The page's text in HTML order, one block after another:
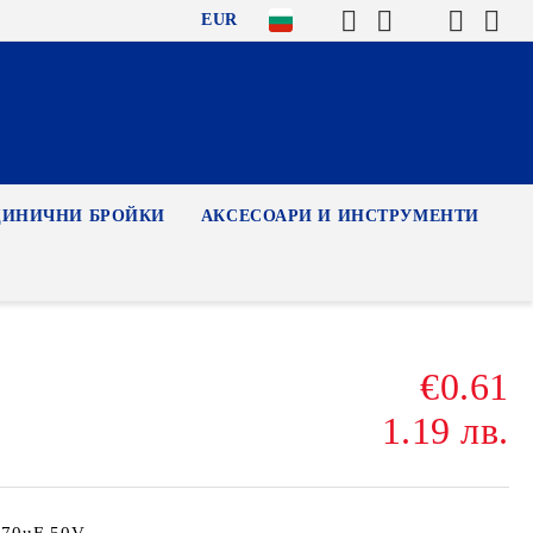
EUR
БРОЙКИ АКСЕСОАРИ И ИНСТРУМЕНТИ
€0.61
1.19 лв.